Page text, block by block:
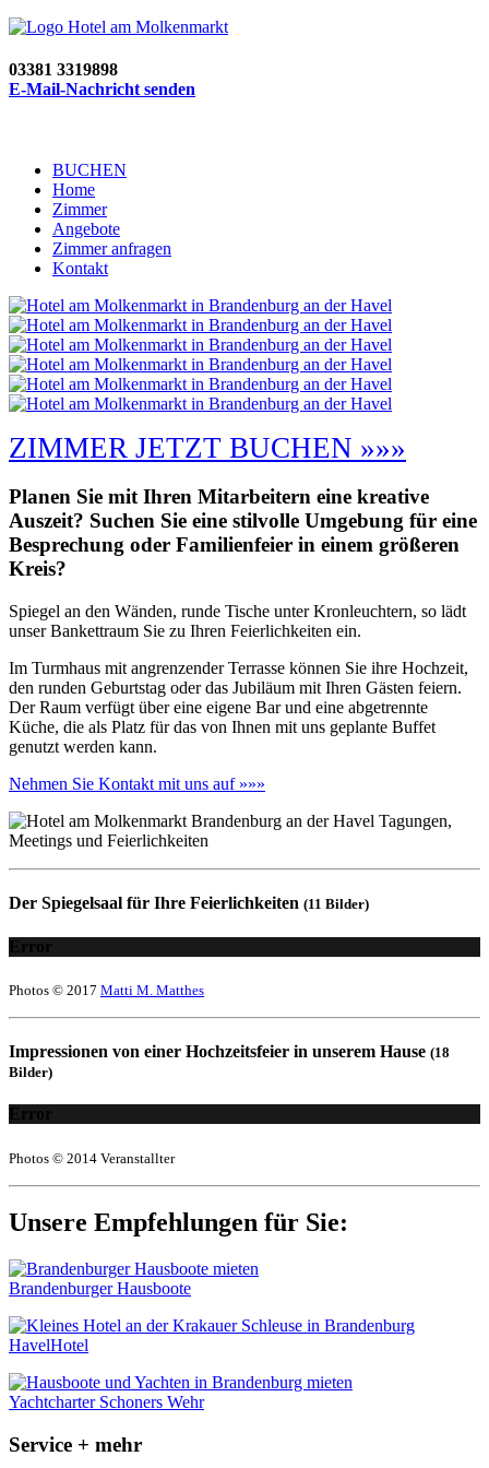
03381 3319898
E-Mail-Nachricht senden
BUCHEN
Home
Zimmer
Angebote
Zimmer anfragen
Kontakt
ZIMMER JETZT BUCHEN »»»
Planen Sie mit Ihren Mitarbeitern eine kreative
Auszeit? Suchen Sie eine stilvolle Umgebung für eine
Besprechung oder Familienfeier in einem größeren
Kreis?
Spiegel an den Wänden, runde Tische unter Kronleuchtern, so lädt
unser Bankettraum Sie zu Ihren Feierlichkeiten ein.
Im Turmhaus mit angrenzender Terrasse können Sie ihre Hochzeit,
den runden Geburtstag oder das Jubiläum mit Ihren Gästen feiern.
Der Raum verfügt über eine eigene Bar und eine abgetrennte
Küche, die als Platz für das von Ihnen mit uns geplante Buffet
genutzt werden kann.
Nehmen Sie Kontakt mit uns auf »»»
Der Spiegelsaal für Ihre Feierlichkeiten (11 Bilder)
Error
Photos © 2017 Matti M. Matthes
Impressionen von einer Hochzeitsfeier in unserem Hause (18
Bilder)
Error
Photos © 2014 Veranstallter
Unsere Empfehlungen für Sie:
Brandenburger Hausboote
HavelHotel
Yachtcharter Schoners Wehr
Service + mehr